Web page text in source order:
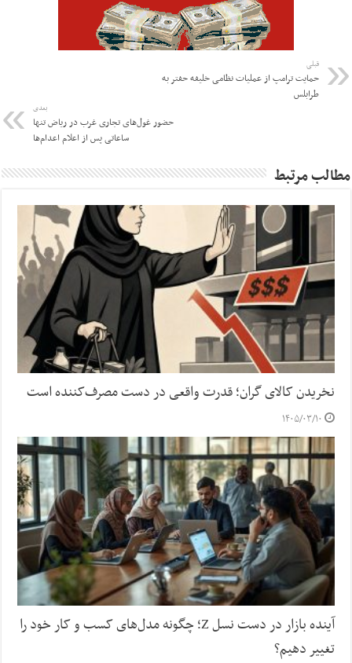
قبلی
حمایت ترامپ از عملیات نظامی خلیفه حفتر به
طرابلس
بعدی
حضور غول‌های تجاری غرب در ریاض تنها
ساعاتی پس از اعلام اعدام‌ها
مطالب مرتبط
نخریدن کالای گران؛ قدرت واقعی در دست مصرف‌کننده است
۱۴۰۵/۰۳/۱۰
آینده بازار در دست نسل Z؛ چگونه مدل‌های کسب‌ و کار خود را
تغییر دهیم؟